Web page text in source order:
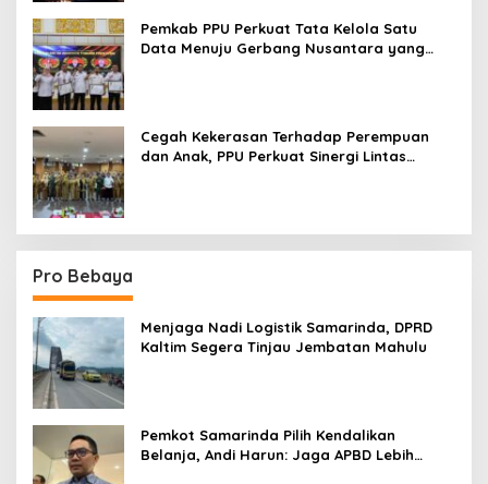
Pemkab PPU Perkuat Tata Kelola Satu
Data Menuju Gerbang Nusantara yang
Cegah Kekerasan Terhadap Perempuan
dan Anak, PPU Perkuat Sinergi Lintas
Pro Bebaya
Menjaga Nadi Logistik Samarinda, DPRD
Kaltim Segera Tinjau Jembatan Mahulu
Pemkot Samarinda Pilih Kendalikan
Belanja, Andi Harun: Jaga APBD Lebih